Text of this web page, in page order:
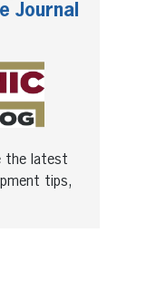
Journal
the latest
tips,